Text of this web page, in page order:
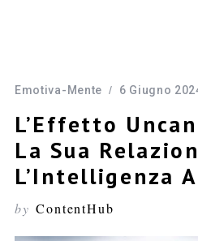
Emotiva-Mente 6 Giugno
L’Effetto
La Sua
L’Intelligenza
by ContentHub